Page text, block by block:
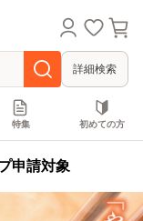
詳細検索
特集 初めての方
申請対象